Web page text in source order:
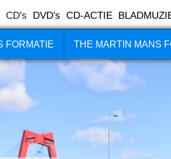
CD's DVD's CD-ACTIE
FORMATIE THE MARTIN MANS